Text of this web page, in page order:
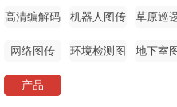
高清编解码
机器人图传
草原巡
网络图传
环境检测图
地下室
产品